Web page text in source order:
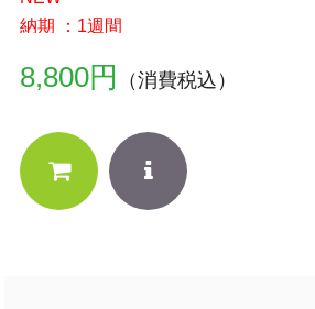
納期 ：1週間
8,800円 （消費税込）